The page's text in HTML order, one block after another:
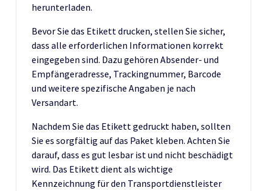
herunterladen.
Bevor Sie das Etikett drucken, stellen Sie sicher,
dass alle erforderlichen Informationen korrekt
eingegeben sind. Dazu gehören Absender- und
Empfängeradresse, Trackingnummer, Barcode
und weitere spezifische Angaben je nach
Versandart.
Nachdem Sie das Etikett gedruckt haben, sollten
Sie es sorgfältig auf das Paket kleben. Achten Sie
darauf, dass es gut lesbar ist und nicht beschädigt
wird. Das Etikett dient als wichtige
Kennzeichnung für den Transportdienstleister